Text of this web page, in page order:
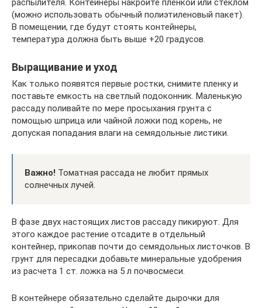
распылителя. Контейнеры накройте пленкой или стеклом
(можно использовать обычный полиэтиленовый пакет).
В помещении, где будут стоять контейнеры,
температура должна быть выше +20 градусов.
Выращивание и уход
Как только появятся первые ростки, снимите пленку и
поставьте емкость на светлый подоконник. Маленькую
рассаду поливайте по мере просыхания грунта с
помощью шприца или чайной ложки под корень, не
допуская попадания влаги на семядольные листики.
Важно! Томатная рассада не любит прямых
солнечных лучей.
В фазе двух настоящих листов рассаду пикируют. Для
этого каждое растение отсадите в отдельный
контейнер, прикопав почти до семядольных листочков. В
грунт для пересадки добавьте минеральные удобрения
из расчета 1 ст. ложка на 5 л почвосмеси.
В контейнере обязательно сделайте дырочки для